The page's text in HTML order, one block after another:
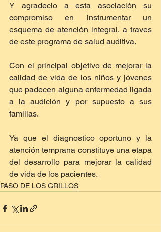
Y agradecio a esta asociación su
compromiso en instrumentar un
esquema de atención integral, a traves
de este programa de salud auditiva.
Con el principal objetivo de mejorar la
calidad de vida de los niños y jóvenes
que padecen alguna enfermedad ligada
a la audición y por supuesto a sus
familias.
Ya que el diagnostico oportuno y la
atención temprana constituye una etapa
del desarrollo para mejorar la calidad
de vida de los pacientes.
PASO DE LOS GRILLOS